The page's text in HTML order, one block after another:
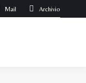
Mail Archivio